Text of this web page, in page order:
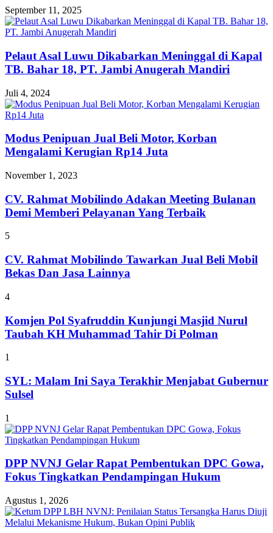
September 11, 2025
Pelaut Asal Luwu Dikabarkan Meninggal di Kapal
TB. Bahar 18, PT. Jambi Anugerah Mandiri
Juli 4, 2024
Modus Penipuan Jual Beli Motor, Korban
Mengalami Kerugian Rp14 Juta
November 1, 2023
CV. Rahmat Mobilindo Adakan Meeting Bulanan
Demi Memberi Pelayanan Yang Terbaik
5
CV. Rahmat Mobilindo Tawarkan Jual Beli Mobil
Bekas Dan Jasa Lainnya
4
Komjen Pol Syafruddin Kunjungi Masjid Nurul
Taubah KH Muhammad Tahir Di Polman
1
SYL: Malam Ini Saya Terakhir Menjabat Gubernur
Sulsel
1
DPP NVNJ Gelar Rapat Pembentukan DPC Gowa,
Fokus Tingkatkan Pendampingan Hukum
Agustus 1, 2026